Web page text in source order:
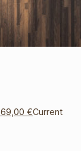
€Current